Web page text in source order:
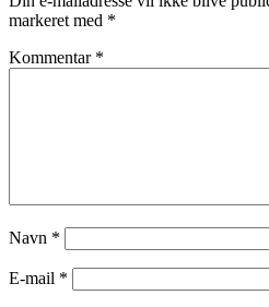
markeret med *
Kommentar *
Navn *
E-mail *